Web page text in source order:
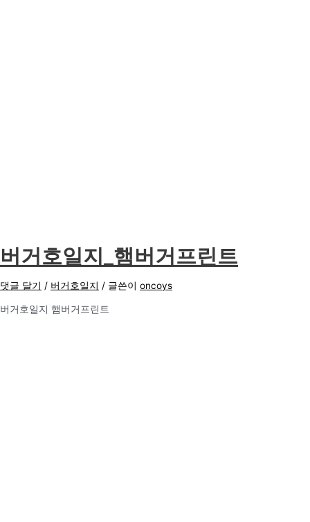
버거호일지_햄버거프린트
댓글 달기 / 버거호일지 / 글쓴이 oncoys
버거호일지 햄버거프린트